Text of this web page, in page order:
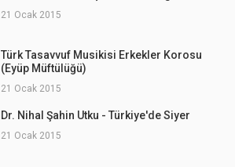
21 Ocak 2015
Türk Tasavvuf Musikisi Erkekler Korosu
(Eyüp Müftülüğü)
21 Ocak 2015
Dr. Nihal Şahin Utku - Türkiye'de Siyer
21 Ocak 2015